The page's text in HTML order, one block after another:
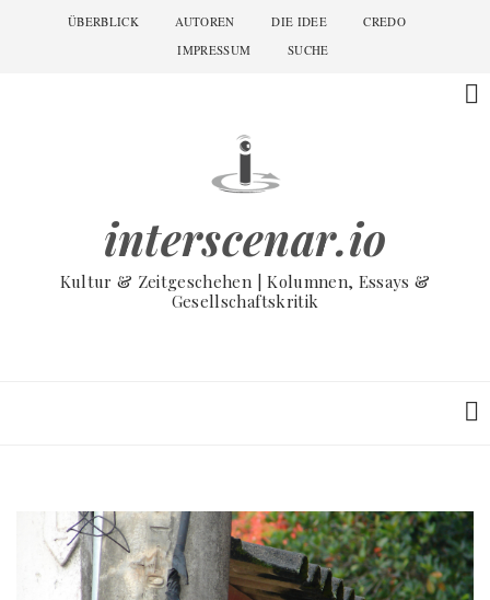
ÜBERBLICK AUTOREN DIE IDEE
CREDO
IMPRESSUM
SUCHE
interscenar.io
Kultur & Zeitgeschehen | Kolumnen, Essays &
Gesellschaftskritik